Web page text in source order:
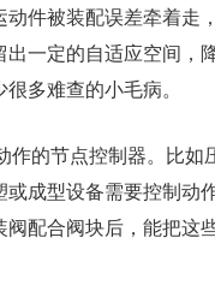
件被装配误差牵着
一定的自适应空间
多难查的小毛病。
的节点控制器。比
成型设备需要控制
配合阀块后，能把